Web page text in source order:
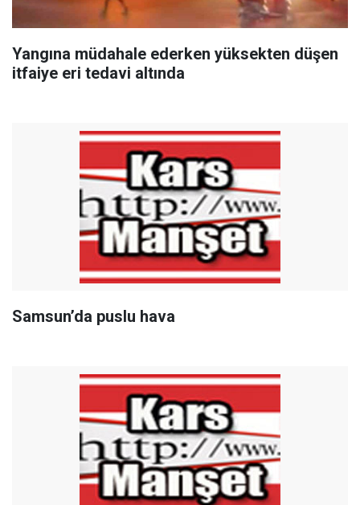
Yangına müdahale ederken yüksekten düşen
itfaiye eri tedavi altında
Samsun’da puslu hava